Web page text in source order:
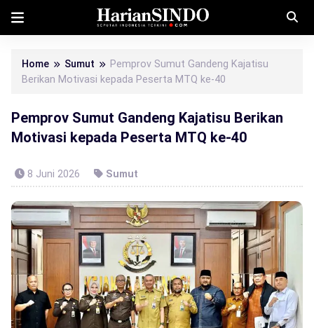
Home Sumut
Pemprov Sumut Gandeng Kajatisu
Berikan Motivasi kepada Peserta MTQ ke-40
Pemprov Sumut Gandeng Kajatisu Berikan
Motivasi kepada Peserta MTQ ke-40
8 Juni 2026 Sumut